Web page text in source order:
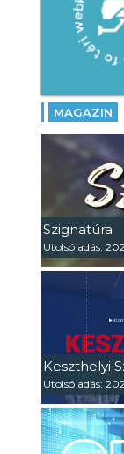
MAGAZIN
Szignatúra
Utolsó adás:
Keszthelyi
Utolsó adás: